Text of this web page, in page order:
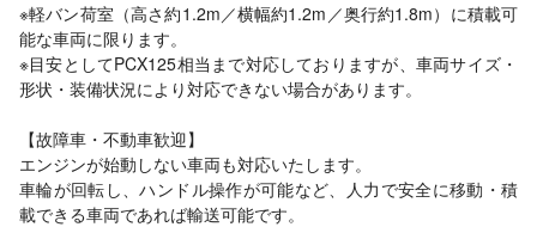
※軽バン荷室（高さ約1.2m／横幅約1.2m／奥行約1.8m）に積載可
能な車両に限ります。
※目安としてPCX125相当まで対応しておりますが、車両サイズ・
形状・装備状況により対応できない場合があります。
【故障車・不動車歓迎】
エンジンが始動しない車両も対応いたします。
車輪が回転し、ハンドル操作が可能など、人力で安全に移動・積
載できる車両であれば輸送可能です。